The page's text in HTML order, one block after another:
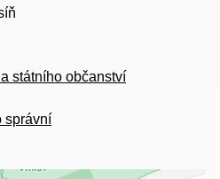
státního občanství
správní